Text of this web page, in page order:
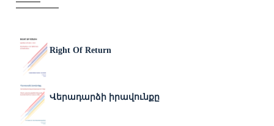
Right Of Return
Վերադարձի իրավունքը